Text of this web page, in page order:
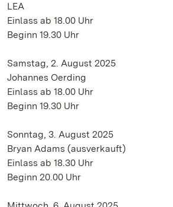
LEA
Einlass ab 18.00 Uhr
Beginn 19.30 Uhr
Samstag, 2. August 2025
Johannes Oerding
Einlass ab 18.00 Uhr
Beginn 19.30 Uhr
Sonntag, 3. August 2025
Bryan Adams (ausverkauft)
Einlass ab 18.30 Uhr
Beginn 20.00 Uhr